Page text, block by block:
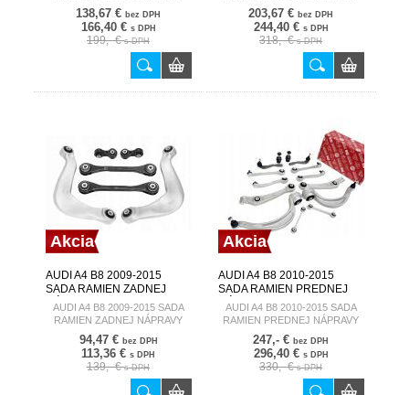
138,67 € bez DPH
166,40 € s DPH
199,- €s DPH
203,67 € bez DPH
244,40 € s DPH
318,- €s DPH
Akcia
AUDI A4 B8 2009-2015
SADA RAMIEN ZADNEJ
NÁPRAVY
AUDI A4 B8 2009-2015 SADA
RAMIEN ZADNEJ NÁPRAVY
94,47 € bez DPH
113,36 € s DPH
139,- €s DPH
Akcia
AUDI A4 B8 2010-2015
SADA RAMIEN PREDNEJ
NÁPRAVY
AUDI A4 B8 2010-2015 SADA
RAMIEN PREDNEJ NÁPRAVY
247,- € bez DPH
296,40 € s DPH
330,- €s DPH